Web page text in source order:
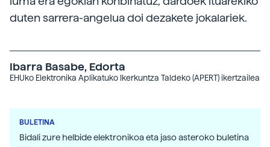
duten sarrera-angelua doi dezakete jokalariek.
Ibarra Basabe, Edorta
EHUko Elektronika Aplikatuko Ikerkuntza Taldeko (APERT) ikertzailea
BULETINA
Bidali zure helbide elektronikoa eta jaso asteroko buletina